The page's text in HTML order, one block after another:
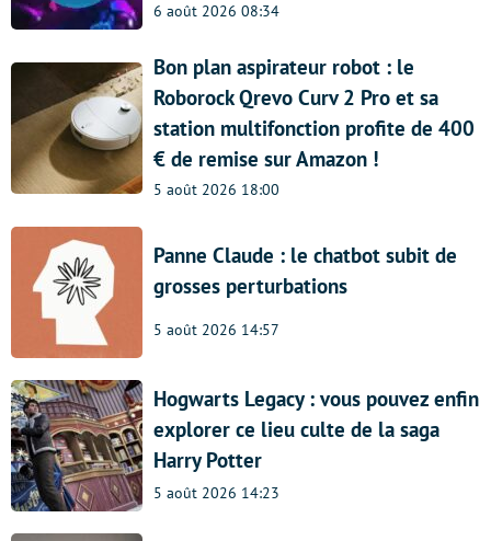
6 août 2026 08:34
Bon plan aspirateur robot : le
Roborock Qrevo Curv 2 Pro et sa
station multifonction profite de 400
€ de remise sur Amazon !
5 août 2026 18:00
Panne Claude : le chatbot subit de
grosses perturbations
5 août 2026 14:57
Hogwarts Legacy : vous pouvez enfin
explorer ce lieu culte de la saga
Harry Potter
5 août 2026 14:23